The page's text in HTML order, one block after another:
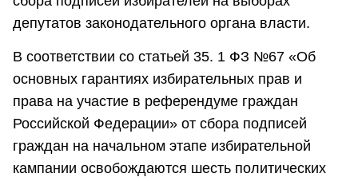
депутатов законодательного органа власти.
В соответствии со статьей 35. 1 ФЗ №67 «Об
основных гарантиях избирательных прав и
права на участие в референдуме граждан
Российской Федерации» от сбора подписей
граждан на начальном этапе избирательной
кампании освобождаются шесть политических